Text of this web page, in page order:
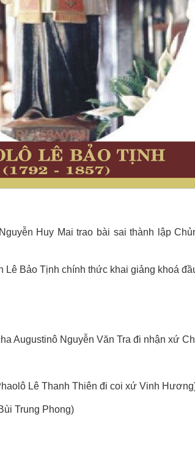
Huy Mai trao bài sai thành lập
Lê Bảo Tịnh chính thức khai giảng khoá
Augustinô Nguyễn Văn Tra đi nhận xứ
Lê Thanh Thiên đi coi xứ Vinh
Trung Phong)